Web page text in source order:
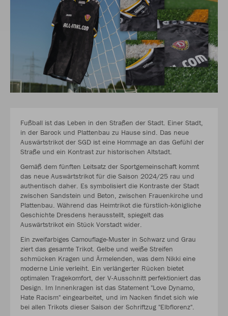
Fußball ist das Leben in den Straßen der Stadt. Einer Stadt,
in der Barock und Plattenbau zu Hause sind. Das neue
Auswärtstrikot der SGD ist eine Hommage an das Gefühl der
Straße und ein Kontrast zur historischen Altstadt.
Gemäß dem fünften Leitsatz der Sportgemeinschaft kommt
das neue Auswärtstrikot für die Saison 2024/25 rau und
authentisch daher. Es symbolisiert die Kontraste der Stadt
zwischen Sandstein und Beton, zwischen Frauenkirche und
Plattenbau. Während das Heimtrikot die fürstlich-königliche
Geschichte Dresdens herausstellt, spiegelt das
Auswärtstrikot ein Stück Vorstadt wider.
Ein zweifarbiges Camouflage-Muster in Schwarz und Grau
ziert das gesamte Trikot. Gelbe und weiße Streifen
schmücken Kragen und Ärmelenden, was dem Nikki eine
moderne Linie verleiht. Ein verlängerter Rücken bietet
optimalen Tragekomfort, der V-Ausschnitt perfektioniert das
Design. Im Innenkragen ist das Statement "Love Dynamo,
Hate Racism" eingearbeitet, und im Nacken findet sich wie
bei allen Trikots dieser Saison der Schriftzug "Elbflorenz".